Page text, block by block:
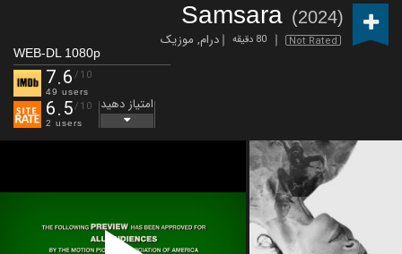
Samsara (2024)
Not Rated 80 دقیقه درام, موزیک
WEB-DL 1080p
7.6 /10
49 users
6.5/10
2 users
امتیاز دهید